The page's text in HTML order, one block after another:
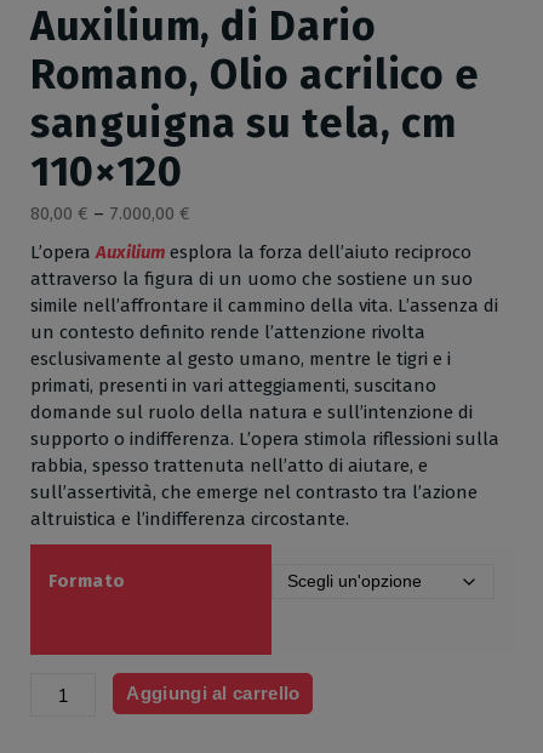
Auxilium, di Dario
Romano, Olio acrilico e
sanguigna su tela, cm
110×120
80,00 € – 7.000,00 €
L’operaAuxilium esplora la forza dell’aiuto reciproco
attraverso la figura di un uomo che sostiene un suo
simile nell’affrontare il cammino della vita. L’assenza di
un contesto definito rende l’attenzione rivolta
esclusivamente al gesto umano, mentre le tigri e i
primati, presenti in vari atteggiamenti, suscitano
domande sul ruolo della natura e sull’intenzione di
supporto o indifferenza. L’opera stimola riflessioni sulla
rabbia, spesso trattenuta nell’atto di aiutare, e
sull’assertività, che emerge nel contrasto tra l’azione
altruistica e l’indifferenza circostante.
Formato
Auxilium,
Aggiungi al carrello